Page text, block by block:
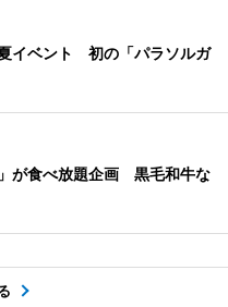
イベント 初の「パラソルガ
が食べ放題企画 黒毛和牛な